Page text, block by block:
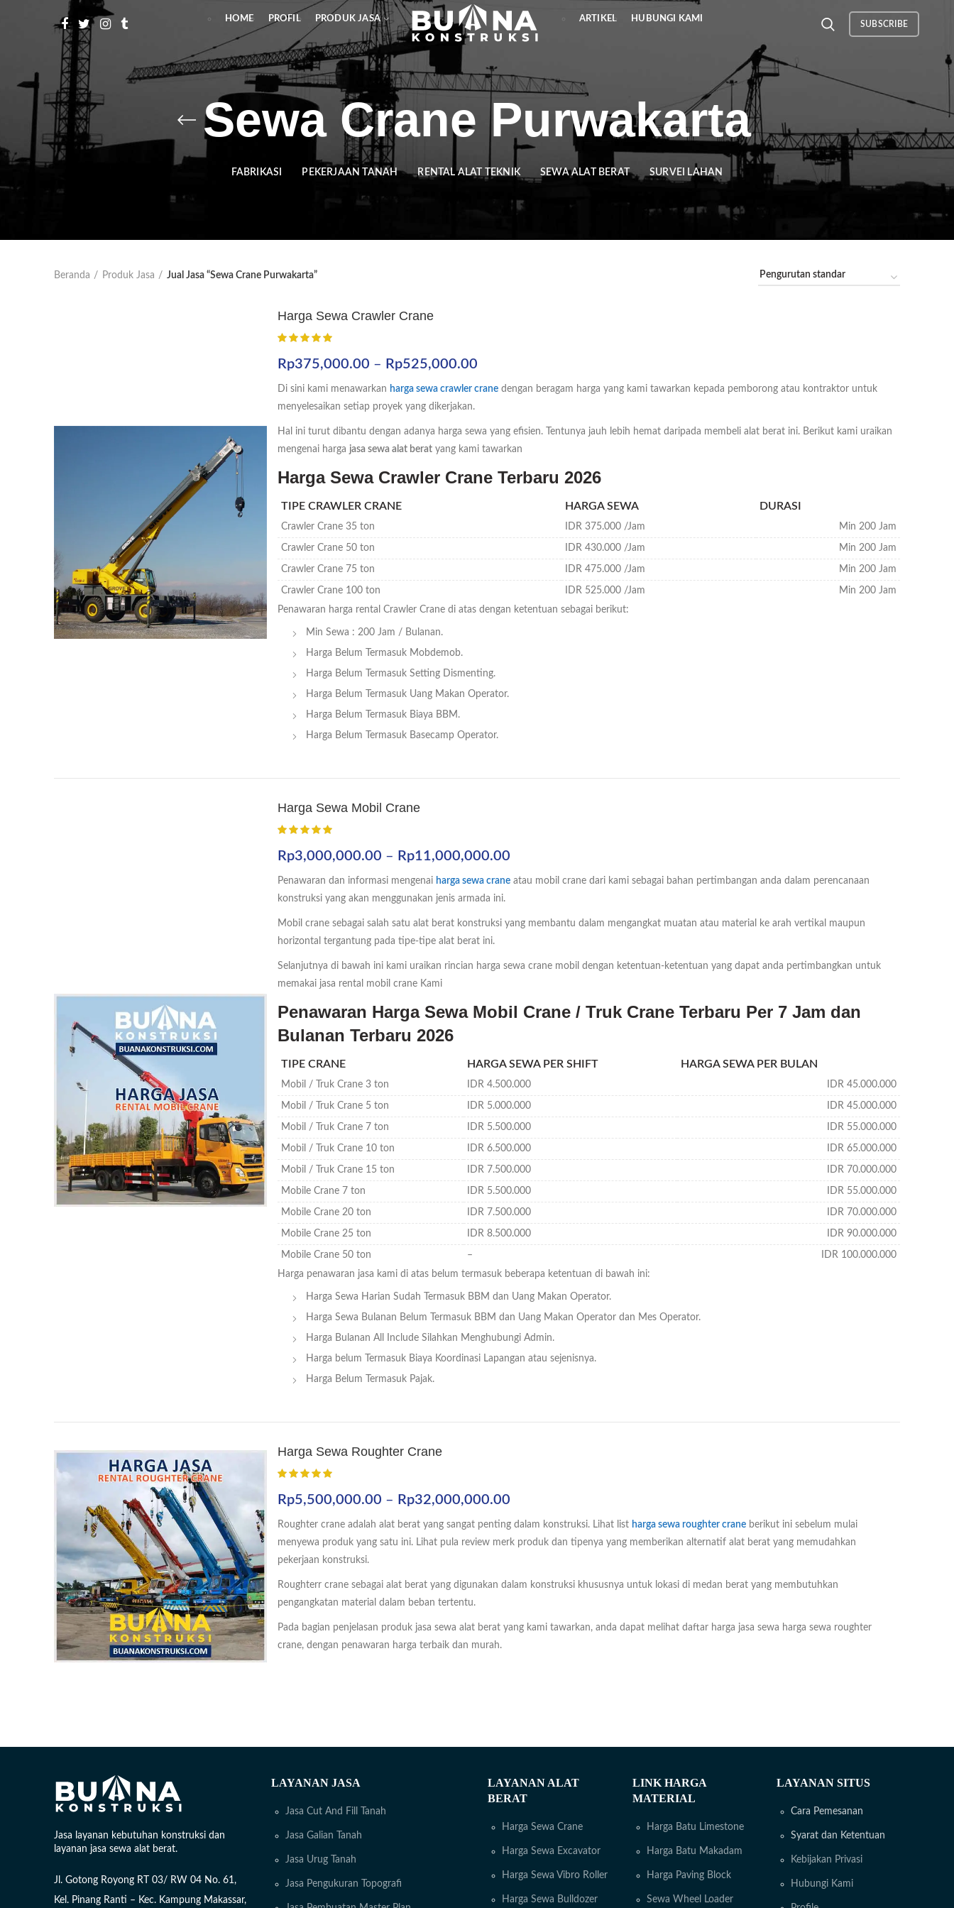
HOME PROFIL PRODUK JASA ARTIKEL HUBUNGI KAMI
SUBSCRIBE
Sewa Crane Purwakarta
FABRIKASI PEKERJAAN TANAH RENTAL ALAT TEKNIK SEWA ALAT BERAT SURVEI LAHAN
Beranda Produk Jasa Jual Jasa “Sewa Crane Purwakarta”
Harga Sewa Crawler Crane
Rp375,000.00 – Rp525,000.00
harga:
Rp525,000.00
Di sini kami menawarkan harga sewa crawler crane dengan beragam harga yang kami tawarkan kepada pemborong atau kontraktor untuk
menyelesaikan setiap proyek yang dikerjakan.
Hal ini turut dibantu dengan adanya harga sewa yang efisien. Tentunya jauh lebih hemat daripada membeli alat berat ini. Berikut kami uraikan
mengenai harga jasa sewa alat berat yang kami tawarkan
Harga Sewa Crawler Crane Terbaru 2026
TIPE CRAWLER CRANE HARGA SEWA DURASI
Crawler Crane 35 ton IDR 375.000 /Jam Min 200 Jam
Crawler Crane 50 ton IDR 430.000 /Jam Min 200 Jam
Crawler Crane 75 ton IDR 475.000 /Jam Min 200 Jam
Crawler Crane 100 ton IDR 525.000 /Jam
Min 200 Jam
Penawaran harga rental Crawler Crane di atas dengan ketentuan sebagai berikut:
Min Sewa : 200 Jam / Bulanan.
Harga Belum Termasuk Mobdemob.
Harga Belum Termasuk Setting Dismenting.
Harga Belum Termasuk Uang Makan Operator.
Harga Belum Termasuk Biaya BBM.
Harga Belum Termasuk Basecamp Operator.
Harga Sewa Mobil Crane
Rp3,000,000.00 – Rp11,000,000.00
harga:
Rp11,000,000.00
Penawaran dan informasi mengenai harga sewa crane atau mobil crane dari kami sebagai bahan pertimbangan anda dalam perencanaan
konstruksi yang akan menggunakan jenis armada ini.
Mobil crane sebagai salah satu alat berat konstruksi yang membantu dalam mengangkat muatan atau material ke arah vertikal maupun
horizontal tergantung pada tipe-tipe alat berat ini.
Selanjutnya di bawah ini kami uraikan rincian harga sewa crane mobil dengan ketentuan-ketentuan yang dapat anda pertimbangkan untuk
memakai jasa rental mobil crane Kami
Penawaran Harga Sewa Mobil Crane / Truk Crane Terbaru Per 7 Jam dan
Bulanan Terbaru 2026
TIPE CRANE HARGA SEWA PER SHIFT HARGA SEWA PER BULAN
Mobil / Truk Crane 3 ton IDR 4.500.000 IDR 45.000.000
Mobil / Truk Crane 5 ton IDR 5.000.000 IDR 45.000.000
Mobil / Truk Crane 7 ton IDR 5.500.000 IDR 55.000.000
Mobil / Truk Crane 10 ton IDR 6.500.000 IDR 65.000.000
Mobil / Truk Crane 15 ton IDR 7.500.000 IDR 70.000.000
Mobile Crane 7 ton IDR 5.500.000 IDR 55.000.000
Mobile Crane 20 ton IDR 7.500.000 IDR 70.000.000
Mobile Crane 25 ton IDR 8.500.000 IDR 90.000.000
Mobile Crane 50 ton –
IDR 100.000.000
Harga penawaran jasa kami di atas belum termasuk beberapa ketentuan di bawah ini:
Harga Sewa Harian Sudah Termasuk BBM dan Uang Makan Operator.
Harga Sewa Bulanan Belum Termasuk BBM dan Uang Makan Operator dan Mes Operator.
Harga Bulanan All Include Silahkan Menghubungi Admin.
Harga belum Termasuk Biaya Koordinasi Lapangan atau sejenisnya.
Harga Belum Termasuk Pajak.
Harga Sewa Roughter Crane
Rp5,500,000.00 – Rp32,000,000.00
harga:
Rp5,500,000.00
Roughter crane adalah alat berat yang sangat penting dalam konstruksi. Lihat list harga sewa roughter crane berikut ini sebelum mulai
menyewa produk yang satu ini. Lihat pula review merk produk dan tipenya yang memberikan alternatif alat berat yang memudahkan
pekerjaan konstruksi.
Roughterr crane sebagai alat berat yang digunakan dalam konstruksi khususnya untuk lokasi di medan berat yang membutuhkan
pengangkatan material dalam beban tertentu.
Pada bagian penjelasan produk jasa sewa alat berat yang kami tawarkan, anda dapat melihat daftar harga jasa sewa harga sewa roughter
crane, dengan penawaran harga terbaik dan murah.
Jasa layanan kebutuhan konstruksi dan
layanan jasa sewa alat berat.
Jl. Gotong Royong RT 03/ RW 04 No. 61,
Kel. Pinang Ranti – Kec. Kampung Makassar,
LAYANAN JASA
Jasa Cut And Fill Tanah
Jasa Galian Tanah
Jasa Urug Tanah
Jasa Pengukuran Topografi
LAYANAN ALAT
BERAT
Harga Sewa Crane
Harga Sewa Excavator
Harga Sewa Vibro Roller
Harga Sewa Bulldozer
LINK HARGA
MATERIAL
Harga Batu Limestone
Harga Batu Makadam
Harga Paving Block
Sewa Wheel Loader
LAYANAN SITUS
Cara Pemesanan
Syarat dan Ketentuan
Kebijakan Privasi
Hubungi Kami